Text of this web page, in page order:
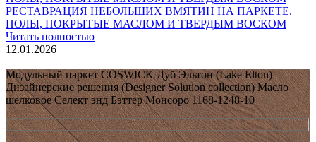
РЕСТАВРАЦИЯ НЕБОЛЬШИХ ВМЯТИН НА ПАРКЕТЕ.
ПОЛЫ, ПОКРЫТЫЕ МАСЛОМ И ТВЕРДЫМ ВОСКОМ
Читать полностью
12.01.2026
Модульный паркет COSWICK Дуб Эльтон (Lake Elton)
Дизайнерские решения (Designer Solution collection) Масло
шелковое Селект энд Бэттер Монсоро 1168-1248-10